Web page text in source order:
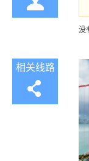
没
相关线路